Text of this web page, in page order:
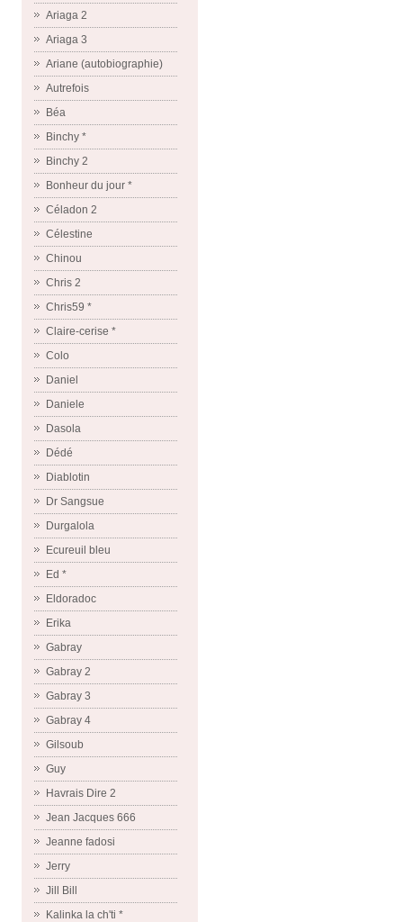
Ariaga 2
Ariaga 3
Ariane (autobiographie)
Autrefois
Béa
Binchy *
Binchy 2
Bonheur du jour *
Céladon 2
Célestine
Chinou
Chris 2
Chris59 *
Claire-cerise *
Colo
Daniel
Daniele
Dasola
Dédé
Diablotin
Dr Sangsue
Durgalola
Ecureuil bleu
Ed *
Eldoradoc
Erika
Gabray
Gabray 2
Gabray 3
Gabray 4
Gilsoub
Guy
Havrais Dire 2
Jean Jacques 666
Jeanne fadosi
Jerry
Jill Bill
Kalinka la ch'ti *